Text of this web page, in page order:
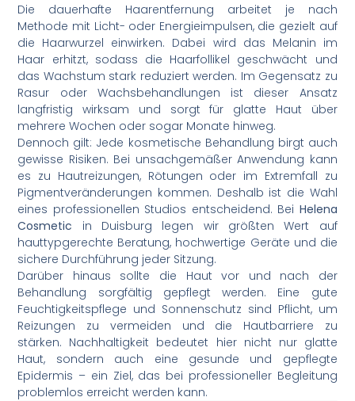
Die dauerhafte Haarentfernung arbeitet je nach
Methode mit Licht- oder Energieimpulsen, die gezielt auf
die Haarwurzel einwirken. Dabei wird das Melanin im
Haar erhitzt, sodass die Haarfollikel geschwächt und
das Wachstum stark reduziert werden. Im Gegensatz zu
Rasur oder Wachsbehandlungen ist dieser Ansatz
langfristig wirksam und sorgt für glatte Haut über
mehrere Wochen oder sogar Monate hinweg.
Dennoch gilt: Jede kosmetische Behandlung birgt auch
gewisse Risiken. Bei unsachgemäßer Anwendung kann
es zu Hautreizungen, Rötungen oder im Extremfall zu
Pigmentveränderungen kommen. Deshalb ist die Wahl
eines professionellen Studios entscheidend. Bei Helena
Cosmetic in Duisburg legen wir größten Wert auf
hauttypgerechte Beratung, hochwertige Geräte und die
sichere Durchführung jeder Sitzung.
Darüber hinaus sollte die Haut vor und nach der
Behandlung sorgfältig gepflegt werden. Eine gute
Feuchtigkeitspflege und Sonnenschutz sind Pflicht, um
Reizungen zu vermeiden und die Hautbarriere zu
stärken. Nachhaltigkeit bedeutet hier nicht nur glatte
Haut, sondern auch eine gesunde und gepflegte
Epidermis – ein Ziel, das bei professioneller Begleitung
problemlos erreicht werden kann.